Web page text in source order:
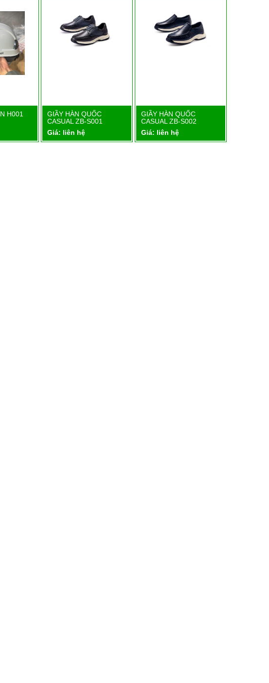
Chi tiết
GIẦY HÀN QUỐC
CASUAL ZB-S001
Chi tiết
GIẦY HÀN QUỐC
CASUAL ZB-S002
GIẦY HÀN QUỐC
CASUAL ZB-S003